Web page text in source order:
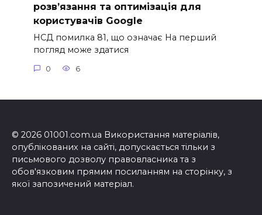
розв’язання та оптимізація для
користувачів Google
НСД помилка 81, що означає На перший
погляд може здатися
0 6
© 2026 01001.com.ua Використання матеріалів,
опублікованих на сайті, допускається тільки з
письмового дозволу правовласника та з
обов'язковим прямим посиланням на сторінку, з
якої запозичений матеріал.